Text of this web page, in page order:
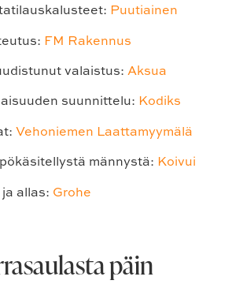
Puutiainen
FM Rakennus
valaistus: Aksua
suunnittelu: Kodiks
Vehoniemen Laattamyymälä
männystä: Koivui
allas: Grohe
päin